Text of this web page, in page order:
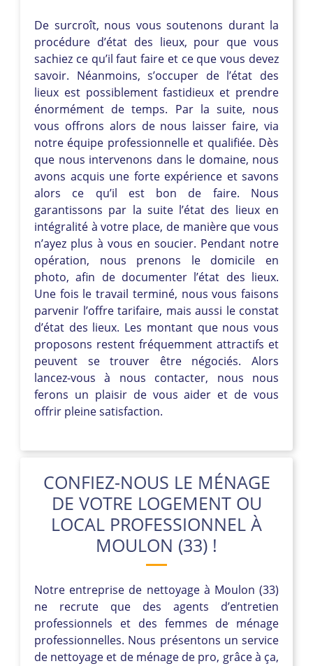
De surcroît, nous vous soutenons durant la
procédure d’état des lieux, pour que vous
sachiez ce qu’il faut faire et ce que vous devez
savoir. Néanmoins, s’occuper de l’état des
lieux est possiblement fastidieux et prendre
énormément de temps. Par la suite, nous
vous offrons alors de nous laisser faire, via
notre équipe professionnelle et qualifiée. Dès
que nous intervenons dans le domaine, nous
avons acquis une forte expérience et savons
alors ce qu’il est bon de faire. Nous
garantissons par la suite l’état des lieux en
intégralité à votre place, de manière que vous
n’ayez plus à vous en soucier. Pendant notre
opération, nous prenons le domicile en
photo, afin de documenter l’état des lieux.
Une fois le travail terminé, nous vous faisons
parvenir l’offre tarifaire, mais aussi le constat
d’état des lieux. Les montant que nous vous
proposons restent fréquemment attractifs et
peuvent se trouver être négociés. Alors
lancez-vous à nous contacter, nous nous
ferons un plaisir de vous aider et de vous
offrir pleine satisfaction.
CONFIEZ-NOUS LE MÉNAGE
DE VOTRE LOGEMENT OU
LOCAL PROFESSIONNEL À
MOULON (33) !
Notre entreprise de nettoyage à Moulon (33)
ne recrute que des agents d’entretien
professionnels et des femmes de ménage
professionnelles. Nous présentons un service
de nettoyage et de ménage de pro, grâce à ça,